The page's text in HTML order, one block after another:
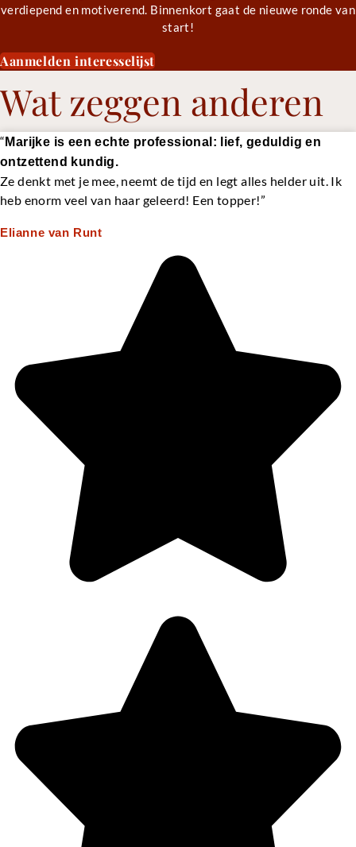
verdiepend en motiverend. Binnenkort gaat de nieuwe ronde van
start!
Aanmelden interesselijst
Wat zeggen anderen
“ Marijke is een echte professional: lief, geduldig en
ontzettend kundig.
Ze denkt met je mee, neemt de tijd en legt alles helder uit. Ik
heb enorm veel van haar geleerd! Een topper!”
Elianne van Runt